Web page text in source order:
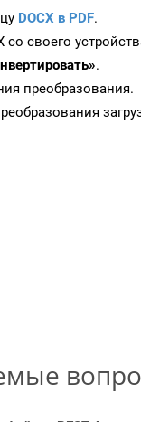
DOCX в PDF.
со своего
.
преобразования.